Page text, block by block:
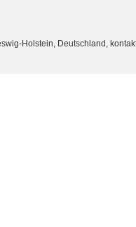
Holstein, Deutschland,